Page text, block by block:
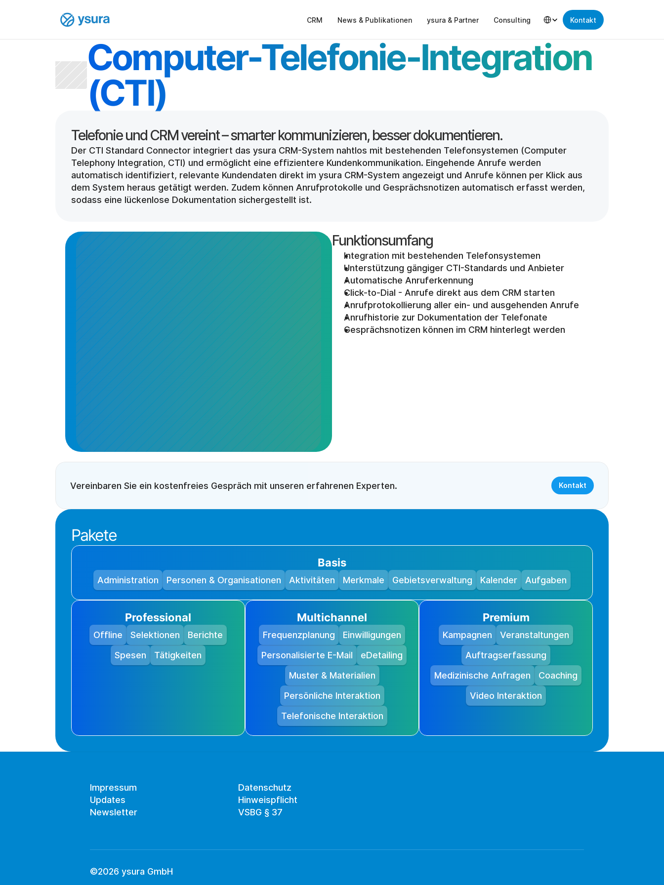
CRM News & Publikationen ysura & Partner Consulting
Select Language
Kontakt
Computer-Telefonie-Integration
(CTI)
Der CTI Standard Connector integriert das ysura CRM-System nahtlos mit bestehenden Telefonsystemen (Computer
Telephony Integration, CTI) und ermöglicht eine effizientere Kundenkommunikation. Eingehende Anrufe werden
automatisch identifiziert, relevante Kundendaten direkt im ysura CRM-System angezeigt und Anrufe können per Klick aus
dem System heraus getätigt werden. Zudem können Anrufprotokolle und Gesprächsnotizen automatisch erfasst werden,
sodass eine lückenlose Dokumentation sichergestellt ist.
Funktionsumfang
Integration mit bestehenden Telefonsystemen
Unterstützung gängiger CTI-Standards und Anbieter
Automatische Anruferkennung
Click-to-Dial - Anrufe direkt aus dem CRM starten
Anrufprotokollierung aller ein- und ausgehenden Anrufe
Anrufhistorie zur Dokumentation der Telefonate
Gesprächsnotizen können im CRM hinterlegt werden
Vereinbaren Sie ein kostenfreies Gespräch mit unseren erfahrenen Experten. Kontakt
Pakete
Basis
Administration Personen & Organisationen Aktivitäten Merkmale Gebietsverwaltung Kalender Aufgaben
Professional
Offline Selektionen
Berichte
Spesen
Tätigkeiten
Multichannel
Frequenzplanung
Einwilligungen
Personalisierte E-Mail
eDetailing
Muster & Materialien
Persönliche Interaktion
Telefonische Interaktion
Premium
Kampagnen
Veranstaltungen
Auftragserfassung
Medizinische Anfragen
Coaching
Video Interaktion
Impressum
Updates
Newsletter
Datenschutz
Hinweispflicht
VSBG § 37
©2026 ysura GmbH